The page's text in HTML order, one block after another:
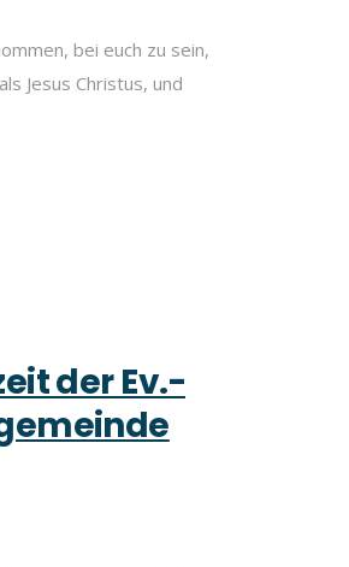
bei euch zu sein,
Jesus Christus, und
der Ev.-